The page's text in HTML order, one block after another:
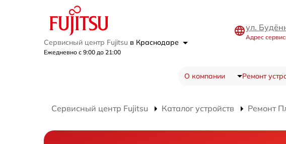
Сервисный центр Fujitsu в Краснодаре
Ежедневно с 9:00 до 21:00
ул.
Адрес
О компании Ремонт
Сервисный центр Fujitsu Каталог устройств Ремонт